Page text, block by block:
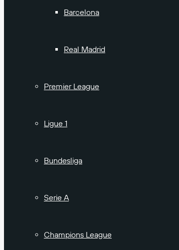
Barcelona
Real Madrid
Premier League
Ligue 1
Bundesliga
Serie A
Champions League